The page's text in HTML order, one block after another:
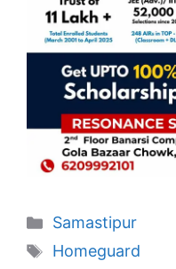
Categories
Samastipur
Tags
Homeguard